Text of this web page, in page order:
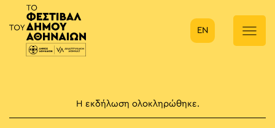
Κύρια πλοήγηση
EN
Η εκδήλωση ολοκληρώθηκε.